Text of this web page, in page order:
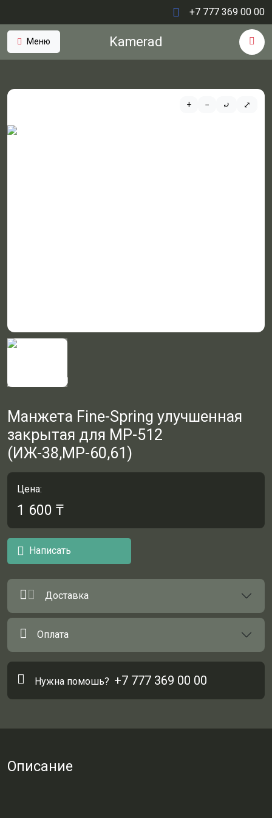
+7 777 369 00 00
Меню Kamerad
+ − ⤾ ⤢
Манжета Fine-Spring улучшенная
закрытая для МР-512
(ИЖ-38,МР-60,61)
Цена:
1 600 ₸
Написать
Доставка
Оплата
Нужна помошь? +7 777 369 00 00
Описание